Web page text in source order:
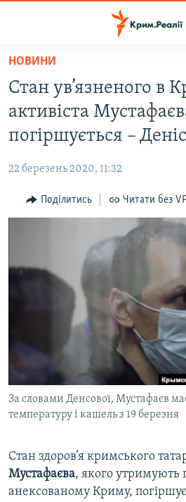
Перейти
основного
матеріалу
Перейти
до
основної
навігації
Перейти
до
ВОДА.КРИМ
ВІДЕО ТА ФОТО
БЛОГИ
ПОГЛЯД
СПЕЦПРОЕКТИ
ВІДЕОУРОКИ «ELIFBE»
СВІДЧЕННЯ ОКУПАЦІЇ
УКРАЇНСЬКА ПРОБЛЕМА КРИМУ
ІНФОГРАФІКА
ЯК ОБІЙТИ БЛОКУВАННЯ
Русский
Qırımtatar
ДОЛУЧАЙСЯ!
Усі сайти RFE/RL
НОВИНИ
Стан ув’язненого в
активіста
погіршується –
22 березень 2020, 11:32
Поділитись Читати без
За словами Денсової, Мустафаєв
температуру і кашель з 19 березня
Стан здоров’я кримського
Мустафаєва, якого утримують
анексованому Криму,